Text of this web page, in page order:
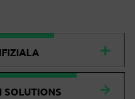
SOLUTIONS